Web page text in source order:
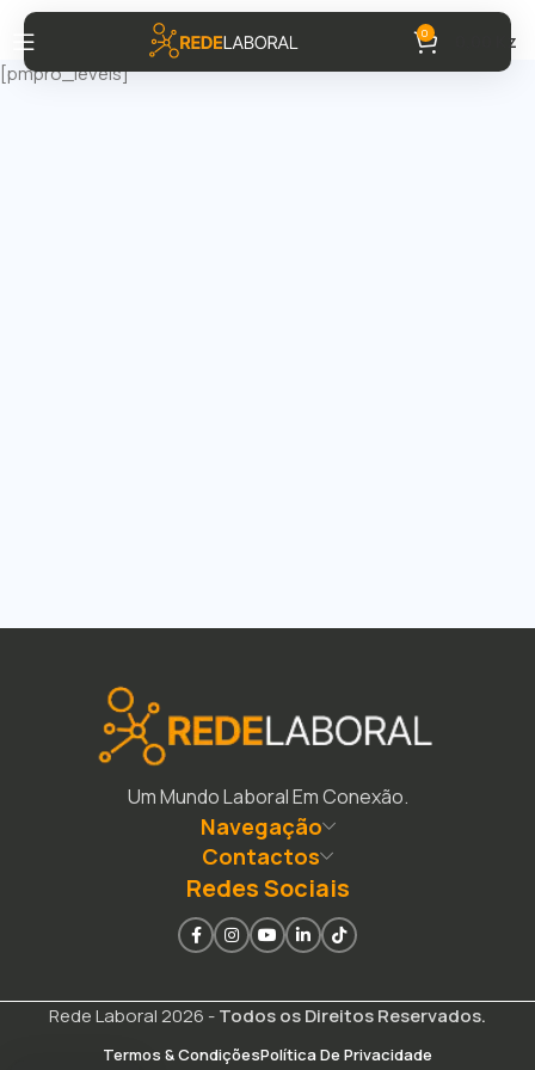
0 Kz
[pmpro_levels]
Um Mundo Laboral Em Conexão.
Navegação
Contactos
Redes Sociais
Rede Laboral 2026 -Todos os Direitos Reservados.
Termos & CondiçõesPolítica De Privacidade